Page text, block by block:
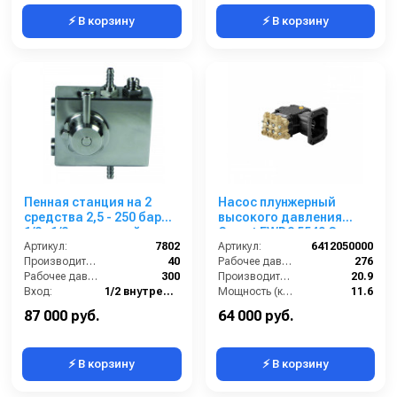
⚡ В корзину ⚡ В корзину
Пенная станция на 2
средства 2,5 - 250 бар
1/2г.1/2г.с подачей
воздуха
Артикул:
7802
Производительность (л/мин):
40
Рабочее давление (бар):
300
Вход:
1/2 внутренняя резьба
87 000 руб.
⚡ В корзину
Насос плунжерный
высокого давления
Comet FWD2 5540 G
(20,9/276) 3400 об/мин.Ø
1”п.в.
Артикул:
6412050000
Рабочее давление (бар):
276
Производительность (л/мин):
20.9
Мощность (кВт):
11.6
Обороты двигателя (об/мин):
64 000 руб.
⚡ В корзину